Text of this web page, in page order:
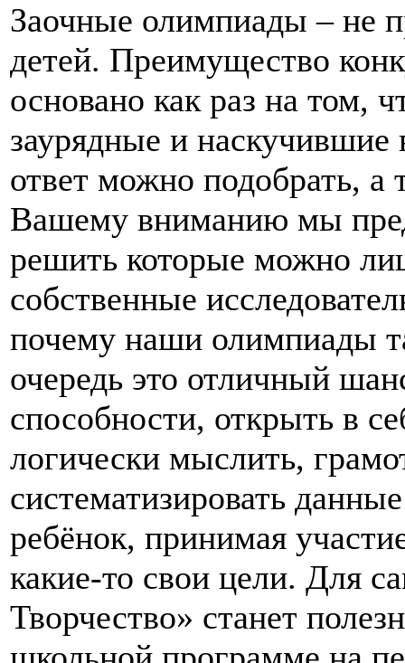
Заочные олимпиады – не
детей. Преимущество
основано как раз на том,
заурядные и
ответ можно подобрать, а
Вашему вниманию мы
решить которые можно
собственные
почему наши олимпиады
очередь это отличный
способности, открыть в
логически мыслить,
систематизировать
ребёнок, принимая
какие-то свои цели. Для
Творчество» станет